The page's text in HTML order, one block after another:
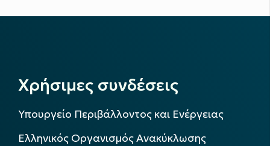
Χρήσιμες συνδέσεις
Υπουργείο Περιβάλλοντος και Ενέργειας
Ελληνικός Οργανισμός Ανακύκλωσης